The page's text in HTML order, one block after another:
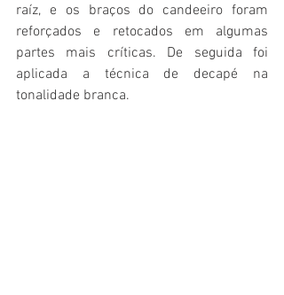
raíz, e os braços do candeeiro foram
reforçados e retocados em algumas
partes mais críticas. De seguida foi
aplicada a técnica de decapé na
tonalidade branca.